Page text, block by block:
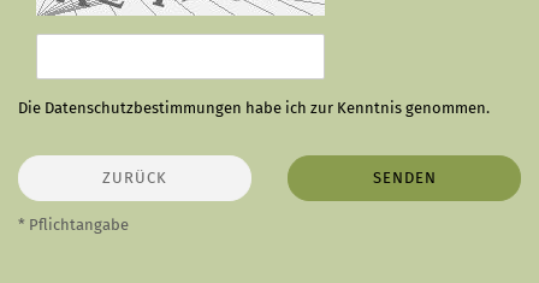
Die Datenschutzbestimmungen habe ich zur Kenntnis genommen.
ZURÜCK SENDEN
* Pflichtangabe